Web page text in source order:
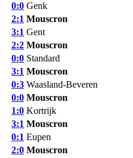
0:0 Genk
2:1 Mouscron‎
3:1 Gent
2:2 Mouscron‎
0:0 Standard
3:1 Mouscron‎
0:3 Waasland-Beveren
0:0 Mouscron‎
1:0 Kortrijk
3:1 Mouscron‎
0:1 Eupen
2:0 Mouscron‎